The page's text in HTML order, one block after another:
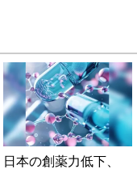
日本の創薬力低下、